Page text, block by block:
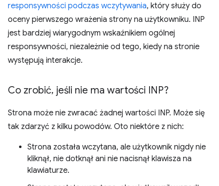
responsywności podczas wczytywania, który służy do
oceny pierwszego wrażenia strony na użytkowniku. INP
jest bardziej wiarygodnym wskaźnikiem ogólnej
responsywności, niezależnie od tego, kiedy na stronie
występują interakcje.
Co zrobić, jeśli nie ma wartości INP?
Strona może nie zwracać żadnej wartości INP. Może się
tak zdarzyć z kilku powodów. Oto niektóre z nich:
Strona została wczytana, ale użytkownik nigdy nie
kliknął, nie dotknął ani nie nacisnął klawisza na
klawiaturze.